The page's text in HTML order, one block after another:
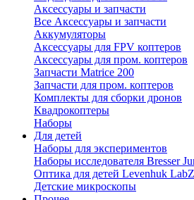
Аксессуары и запчасти
Все Аксессуары и запчасти
Аккумуляторы
Аксессуары для FPV коптеров
Аксессуары для пром. коптеров
Запчасти Matrice 200
Запчасти для пром. коптеров
Комплекты для сборки дронов
Квадрокоптеры
Наборы
Для детей
Наборы для экспериментов
Наборы исследователя Bresser
Оптика для детей Levenhuk
Детские микроскопы